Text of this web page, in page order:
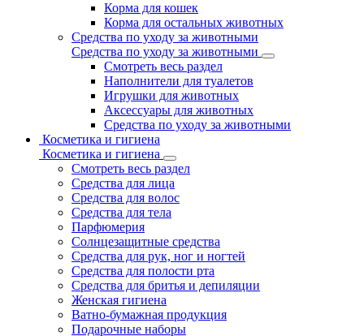
Корма для кошек
Корма для остальных животных
Средства по уходу за животными
Средства по уходу за животными
Смотреть весь раздел
Наполнители для туалетов
Игрушки для животных
Аксессуары для животных
Средства по уходу за животными
Косметика и гигиена
Косметика и гигиена
Смотреть весь раздел
Средства для лица
Средства для волос
Средства для тела
Парфюмерия
Солнцезащитные средства
Средства для рук, ног и ногтей
Средства для полости рта
Средства для бритья и депиляции
Женская гигиена
Ватно-бумажная продукция
Подарочные наборы